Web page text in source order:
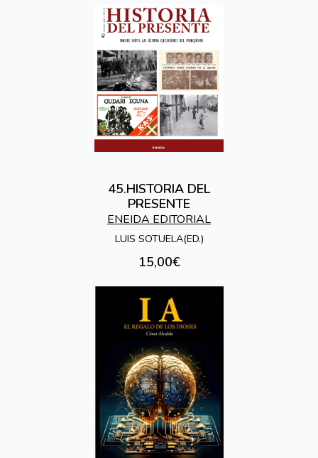
45.HISTORIA DEL
PRESENTE
ENEIDA EDITORIAL
LUIS SOTUELA(ED.)
15,00€